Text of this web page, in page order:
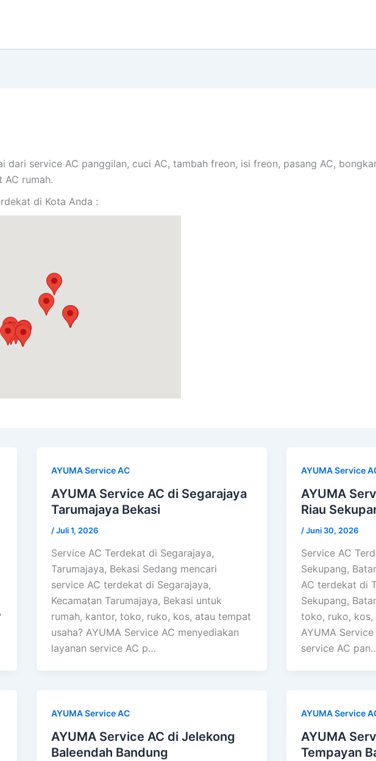
dari service AC panggilan, cuci AC, tambah freon, isi freon, pasang AC,
AC rumah.
di Kota Anda :
AYUMA Service AC
AYUMA Service AC di Segarajaya
Tarumajaya Bekasi
/Juli 1, 2026
Service AC Terdekat di Segarajaya,
Tarumajaya, Bekasi Sedang mencari
service AC terdekat di Segarajaya,
Kecamatan Tarumajaya, Bekasi untuk
rumah, kantor, toko, ruko, kos, atau tempat
usaha? AYUMA Service AC menyediakan
layanan service AC p…
AYUMA Service
AYUMA
Riau
/Juni 30, 2026
Service AC
Sekupang,
AC terdekat di
Sekupang,
toko, ruko, kos,
AYUMA
service AC
AYUMA Service AC
AYUMA Service AC di Jelekong
Baleendah Bandung
AYUMA Service
AYUMA
Tempayan